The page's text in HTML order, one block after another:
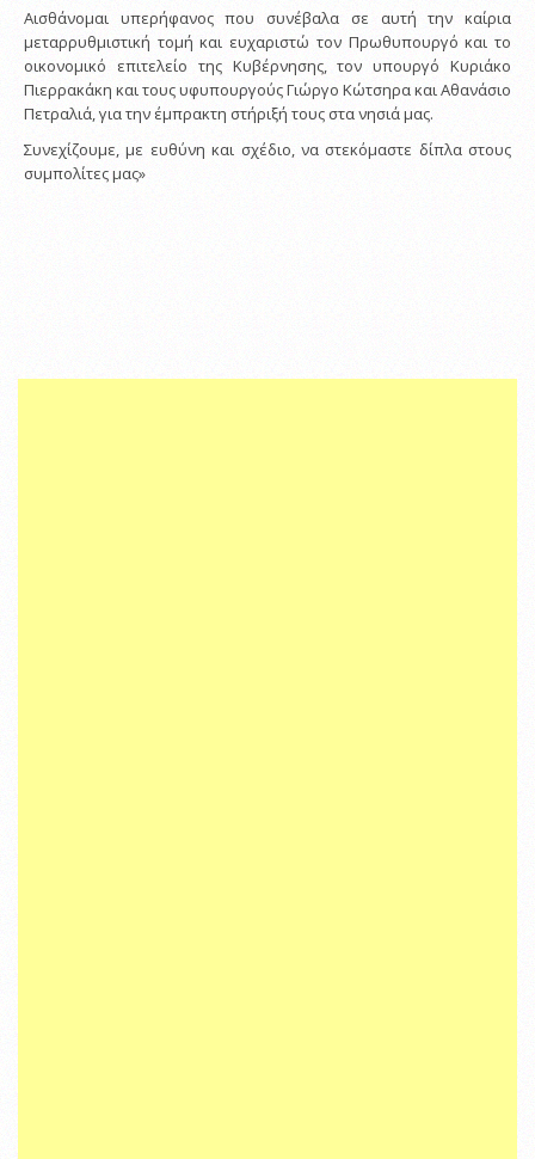
Αισθάνομαι υπερήφανος που συνέβαλα σε αυτή την καίρια
μεταρρυθμιστική τομή και ευχαριστώ τον Πρωθυπουργό και το
οικονομικό επιτελείο της Κυβέρνησης, τον υπουργό Κυριάκο
Πιερρακάκη και τους υφυπουργούς Γιώργο Κώτσηρα και Αθανάσιο
Πετραλιά, για την έμπρακτη στήριξή τους στα νησιά μας.
Συνεχίζουμε, με ευθύνη και σχέδιο, να στεκόμαστε δίπλα στους
συμπολίτες μας»